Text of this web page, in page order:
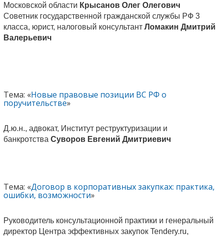
Московской области Крысанов Олег Олегович
Советник государственной гражданской службы РФ 3
класса, юрист, налоговый консультант Ломакин Дмитрий
Валерьевич
Тема: «Новые правовые позиции ВС РФ о
поручительстве»
Д.ю.н., адвокат, Институт реструктуризации и
банкротства Суворов Евгений Дмитриевич
Тема: «Договор в корпоративных закупках: практика,
ошибки, возможности»
Руководитель консультационной практики и генеральный
директор Центра эффективных закупок Tendery.ru,